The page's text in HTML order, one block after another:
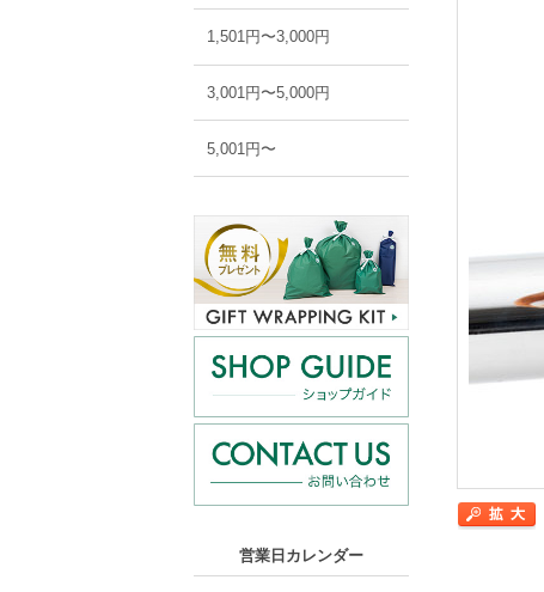
1,501円〜3,000円
3,001円〜5,000円
5,001円〜
営業日カレンダー